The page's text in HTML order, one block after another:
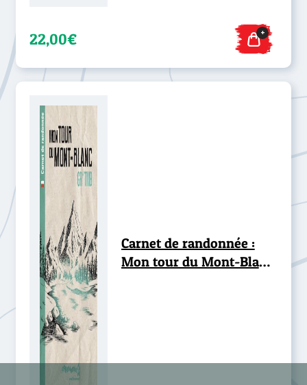
22,00€ +
Carnet de randonnée :
Mon tour du Mont-Blanc